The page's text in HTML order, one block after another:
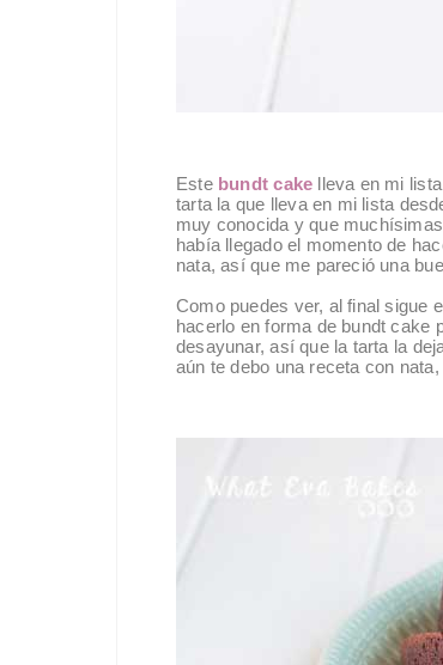
Este bundt cake lleva en mi
tarta la que lleva en mi lista
muy conocida y que
había llegado el momento de
nata, así que me pareció una
Como puedes ver, al final sigue
hacerlo en forma de bundt cake
desayunar, así que la tarta la
aún te debo una receta con